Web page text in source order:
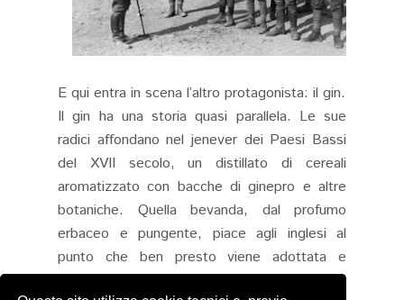
E qui entra in scena l’altro protagonista: il gin.
Il gin ha una storia quasi parallela. Le sue
radici affondano nel jenever dei Paesi Bassi
del XVII secolo, un distillato di cereali
aromatizzato con bacche di ginepro e altre
botaniche. Quella bevanda, dal profumo
erbaceo e pungente, piace agli inglesi al
punto che ben presto viene adottata e
reinterpretata nella madrepatria. Quando gli